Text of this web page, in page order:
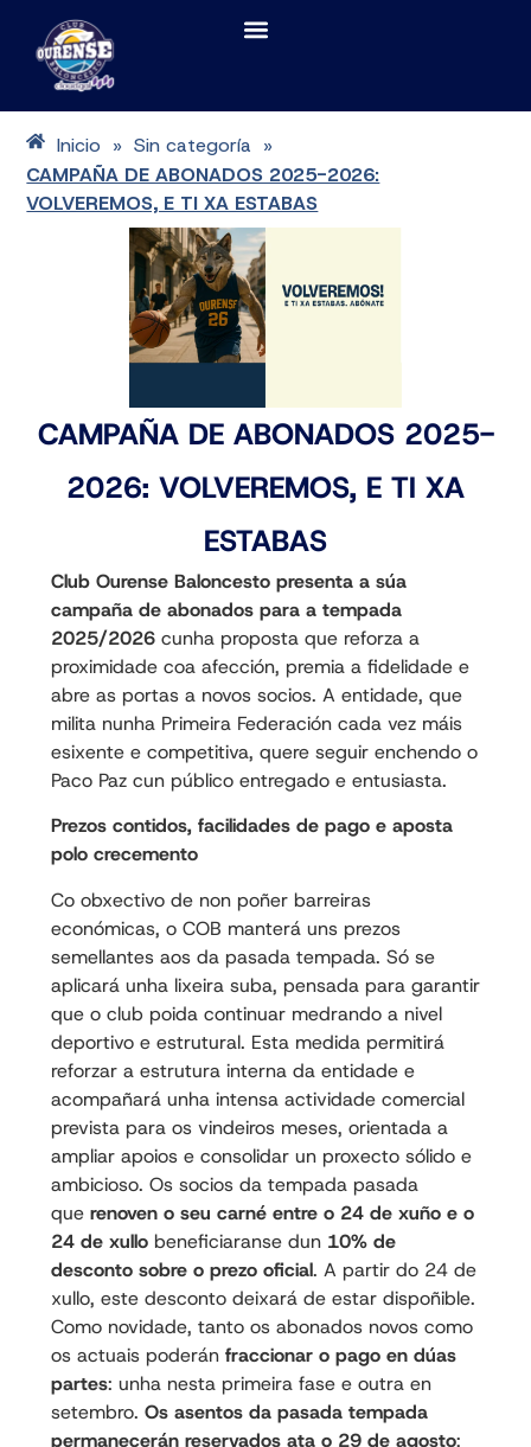
Inicio » Sin categoría »
CAMPAÑA DE ABONADOS 2025-2026:
VOLVEREMOS, E TI XA ESTABAS
CAMPAÑA DE ABONADOS 2025-
2026: VOLVEREMOS, E TI XA
ESTABAS
Club Ourense Baloncesto presenta a súa
campaña de abonados para a tempada
2025/2026cunha proposta que reforza a
proximidade coa afección, premia a fidelidade e
abre as portas a novos socios. A entidade, que
milita nunha Primeira Federación cada vez máis
esixente e competitiva, quere seguir enchendo o
Paco Paz cun público entregado e entusiasta.
Prezos contidos, facilidades de pago e aposta
polo crecemento
Co obxectivo de non poñer barreiras
económicas, o COB manterá uns prezos
semellantes aos da pasada tempada. Só se
aplicará unha lixeira suba, pensada para garantir
que o club poida continuar medrando a nivel
deportivo e estrutural. Esta medida permitirá
reforzar a estrutura interna da entidade e
acompañará unha intensa actividade comercial
prevista para os vindeiros meses, orientada a
ampliar apoios e consolidar un proxecto sólido e
ambicioso. Os socios da tempada pasada
que renoven o seu carné entre o 24 de xuño e o
24 de xullo beneficiaranse dun 10% de
desconto sobre o prezo oficial. A partir do 24 de
xullo, este desconto deixará de estar dispoñible.
Como novidade, tanto os abonados novos como
os actuais poderán fraccionar o pago en dúas
partes: unha nesta primeira fase e outra en
setembro. Os asentos da pasada tempada
permanecerán reservados ata o 29 de agosto;